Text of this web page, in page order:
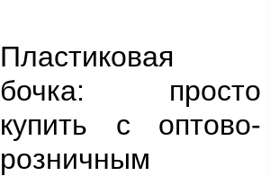
Пластиковая
бочка: просто
купить с оптово-
розничным